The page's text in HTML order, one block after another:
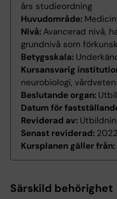
års studieordning
Huvudområde: Medicin
Nivå: Avancerad nivå,
grundnivå som
Betygsskala:
Kursansvarig
neurobiologi,
Beslutande organ:
Datum för
Reviderad av:
Senast reviderad:
Kursplanen gäller från:
Särskild behörighet